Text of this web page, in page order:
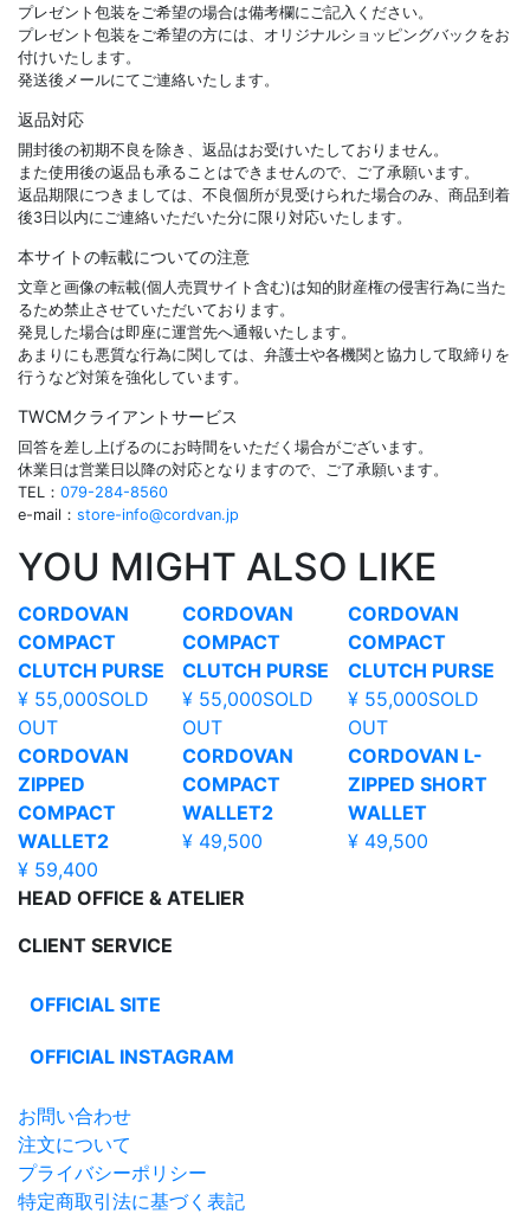
プレゼント包装をご希望の場合は備考欄にご記入ください。
プレゼント包装をご希望の方には、オリジナルショッピングバックをお
付けいたします。
発送後メールにてご連絡いたします。
返品対応
開封後の初期不良を除き、返品はお受けいたしておりません。
また使用後の返品も承ることはできませんので、ご了承願います。
返品期限につきましては、不良個所が見受けられた場合のみ、商品到着
後3日以内にご連絡いただいた分に限り対応いたします。
本サイトの転載についての注意
文章と画像の転載(個人売買サイト含む)は知的財産権の侵害行為に当た
るため禁止させていただいております。
発見した場合は即座に運営先へ通報いたします。
あまりにも悪質な行為に関しては、弁護士や各機関と協力して取締りを
行うなど対策を強化しています。
TWCMクライアントサービス
回答を差し上げるのにお時間をいただく場合がございます。
休業日は営業日以降の対応となりますので、ご了承願います。
TEL： 079-284-8560
e-mail： store-info@cordvan.jp
YOU MIGHT ALSO LIKE
CORDOVAN
COMPACT
CLUTCH PURSE
¥ 55,000SOLD
OUT
CORDOVAN
COMPACT
CLUTCH PURSE
¥ 55,000SOLD
OUT
CORDOVAN
COMPACT
CLUTCH PURSE
¥ 55,000SOLD
OUT
CORDOVAN
ZIPPED
COMPACT
WALLET2
¥ 59,400
CORDOVAN
COMPACT
WALLET2
¥ 49,500
CORDOVAN L-
ZIPPED SHORT
WALLET
¥ 49,500
HEAD OFFICE & ATELIER
CLIENT SERVICE
OFFICIAL SITE
OFFICIAL INSTAGRAM
お問い合わせ
注文について
プライバシーポリシー
特定商取引法に基づく表記